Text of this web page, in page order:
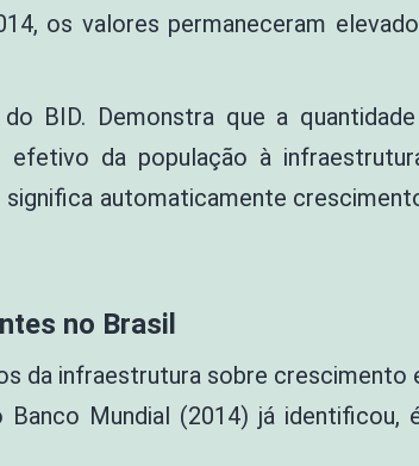
os valores permaneceram
BID. Demonstra que a
da população à
significa automaticamente
no Brasil
da infraestrutura sobre crescimento
Mundial (2014) já identificou,